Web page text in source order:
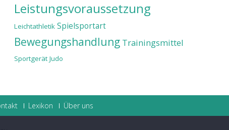
Leistungsvoraussetzung
Leichtathletik Spielsportart
Bewegungshandlung Trainingsmittel
Sportgerät Judo
Lexikon Über uns